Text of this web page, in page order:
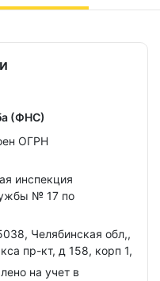
(ФНС)
ОГРН
инспекция
№ 17 по
Челябинская обл,,
пр-кт, д 158, корп 1,
на учет в